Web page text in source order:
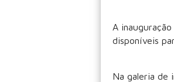
A
disponíveis
Na galeria de